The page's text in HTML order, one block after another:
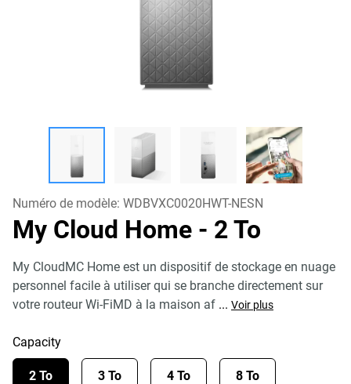
Numéro de modèle: WDBVXC0020HWT-NESN
My Cloud Home - 2 To
My CloudMC Home est un dispositif de stockage en nuage
personnel facile à utiliser qui se branche directement sur
votre routeur Wi-FiMD à la maison af ... Voir plus
Capacity
2 To 3 To 4 To 8 To